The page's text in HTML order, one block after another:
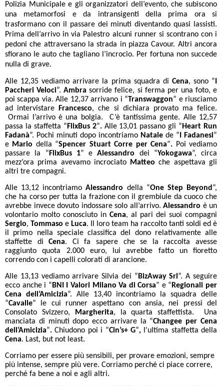
Polizia Municipale e gli organizzatori dell’evento, che subiscono
una metamorfosi e da intransigenti della prima ora si
trasformano con il passare dei minuti diventando quasi lassisti.
Prima dell’arrivo in via Palestro alcuni runner si scontrano con i
pedoni che attraversano la strada in piazza Cavour. Altri ancora
sfiorano le auto che tagliano l’incrocio. Per fortuna non succede
nulla di grave.
Alle 12,35 vediamo arrivare la prima squadra di Cena, sono “
Paccheri Veloci”.Ambra sorride felice, si ferma per una foto, e
poi scappa via.Alle 12,37 arrivano i “Transwaggon” e riusciamo
ad intervistare
Francesco, che si dichiara provato ma felice.
Ormai l’arrivo è una bolgia. C’è tantissima gente. Alle 12,57
passa la staffetta “ FlixBus 2”. Alle 13,01 passano gli “ Heart Run
Fadanà”. Pochi minuti dopo incontriamo Natale de “ I Fadanesi”
e Mario della “Spencer Stuart Corre per Cena”. Poi vediamo
passare la “ FlixBus 1” eAlessandro dei “Yokogawa”, circa
mezz’ora prima avevamo incrociato Matteo che aspettava gli
altri tre compagni.
Alle 13,12 incontriamoAlessandro della “One Step Beyond ”,
che ha corso per tutta la frazione con il grembiule da cuoco che
avrebbe invece dovuto indossare solo all’arrivo. Alessandro è un
volontario molto conosciuto in Cena, al pari dei suoi compagni
Sergio, Tommaso e Luca. Il loro team ha raccolto tanti soldi ed è
il primo nella speciale classifica del dono relativamente alle
staffette diCena. Ci fa sapere che se la raccolta avesse
raggiunto quota 2.000 euro, lui avrebbe fatto un fioretto
correndo con i capelli colorati di arancione.
Alle 13,13 vediamo arrivare Silvia dei “ BizAway Srl ”. A seguire
ecco anche i “ BNI I Valori Milano Va di Corsa” e “ Regionali per
Cena dell’Amicizia”. Alle 13,40 incontriamo la squadra delle
“Cavalle” le cui runner aspettano con ansia, nei pressi del
Consolato Svizzero, Margherita, la quarta staffettista. Una
manciata di minuti dopo ecco arrivare la “Changee per Cena
dell’Amicizia”.Chiudono poi i “Cin’s+ G”,l'ultima staffetta della
Cena. Last, but not least.
Corriamo per essere più sensibili, per provare emozioni, sempre
più intense, sempre più vere. Corriamo perché ci piace correre,
perché fa bene a noi e agli altri.